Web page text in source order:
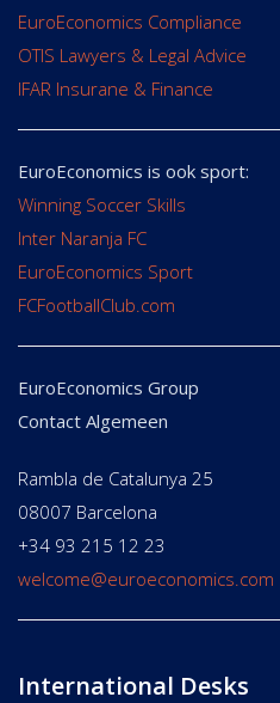
EuroEconomics Compliance
OTIS Lawyers & Legal Advice
IFAR Insurane & Finance
EuroEconomics is ook sport:
Winning Soccer Skills
Inter Naranja FC
EuroEconomics Sport
FCFootballClub.com
EuroEconomics Group
Contact Algemeen
Rambla de Catalunya 25
08007 Barcelona
+34 93 215 12 23
welcome@euroeconomics.com
International Desks